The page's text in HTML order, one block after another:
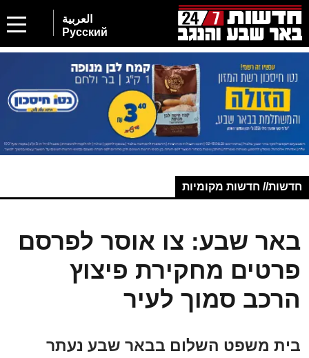
العربية
Русский
חדשות// חדשות מקומיות
באר שבע: צו אוסר לפרסם
פרטים מחקירת פיצוץ
הרכב סמוך לעיר
בית משפט השלום בבאר שבע נעתר